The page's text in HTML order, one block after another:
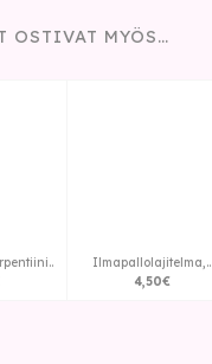
OSTIVAT MYÖS…
Ilmapallolajitelma,..
4,50€